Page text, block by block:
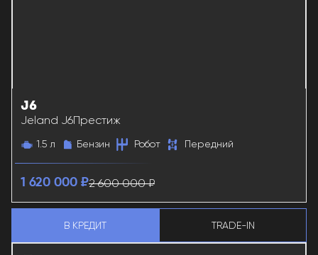
J6
Jeland J6Престиж
1.5 л Бензин Робот Передний
1 620 000 ₽2 600 000 ₽
В КРЕДИТ TRADE-IN